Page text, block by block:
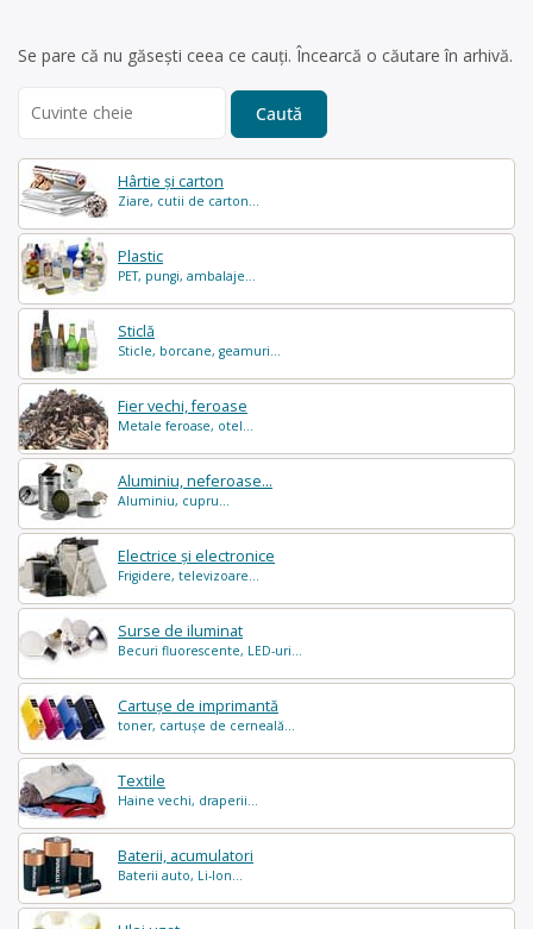
Hârtie și carton
Ziare, cutii de carton...
Plastic
PET, pungi, ambalaje...
Sticlă
Sticle, borcane, geamuri...
Fier vechi, feroase
Metale feroase, otel...
Aluminiu, neferoase...
Aluminiu, cupru...
Electrice și electronice
Frigidere, televizoare...
Surse de iluminat
Becuri fluorescente, LED-uri...
Cartușe de imprimantă
toner, cartușe de cerneală...
Textile
Haine vechi, draperii...
Baterii, acumulatori
Baterii auto, Li-Ion...
Se pare că nu găsești ceea ce cauți. Încearcă o căutare în arhivă.
for: